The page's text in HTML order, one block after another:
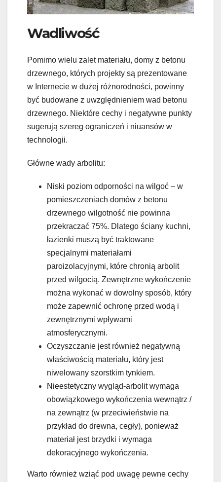
Wadliwość
Pomimo wielu zalet materiału, domy z betonu
drzewnego, których projekty są prezentowane
w Internecie w dużej różnorodności, powinny
być budowane z uwzględnieniem wad betonu
drzewnego. Niektóre cechy i negatywne punkty
sugerują szereg ograniczeń i niuansów w
technologii.
Główne wady arbolitu:
Niski poziom odporności na wilgoć – w
pomieszczeniach domów z betonu
drzewnego wilgotność nie powinna
przekraczać 75%. Dlatego ściany kuchni,
łazienki muszą być traktowane
specjalnymi materiałami
paroizolacyjnymi, które chronią arbolit
przed wilgocią. Zewnętrzne wykończenie
można wykonać w dowolny sposób, który
może zapewnić ochronę przed wodą i
zewnętrznymi wpływami
atmosferycznymi.
Oczyszczanie jest również negatywną
właściwością materiału, który jest
niwelowany szorstkim tynkiem.
Nieestetyczny wygląd-arbolit wymaga
obowiązkowego wykończenia wewnątrz /
na zewnątrz (w przeciwieństwie na
przykład do drewna, cegły), ponieważ
materiał jest brzydki i wymaga
dekoracyjnego wykończenia.
Warto również wziąć pod uwagę pewne cechy